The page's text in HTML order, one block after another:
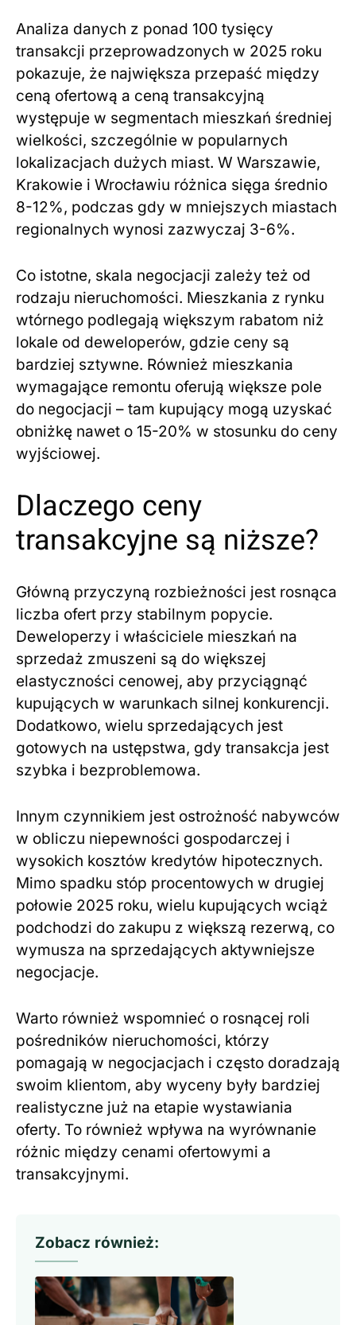
Analiza danych z ponad 100 tysięcy
transakcji przeprowadzonych w 2025 roku
pokazuje, że największa przepaść między
ceną ofertową a ceną transakcyjną
występuje w segmentach mieszkań średniej
wielkości, szczególnie w popularnych
lokalizacjach dużych miast. W Warszawie,
Krakowie i Wrocławiu różnica sięga średnio
8-12%, podczas gdy w mniejszych miastach
regionalnych wynosi zazwyczaj 3-6%.
Co istotne, skala negocjacji zależy też od
rodzaju nieruchomości. Mieszkania z rynku
wtórnego podlegają większym rabatom niż
lokale od deweloperów, gdzie ceny są
bardziej sztywne. Również mieszkania
wymagające remontu oferują większe pole
do negocjacji – tam kupujący mogą uzyskać
obniżkę nawet o 15-20% w stosunku do ceny
wyjściowej.
Dlaczego ceny
transakcyjne są niższe?
Główną przyczyną rozbieżności jest rosnąca
liczba ofert przy stabilnym popycie.
Deweloperzy i właściciele mieszkań na
sprzedaż zmuszeni są do większej
elastyczności cenowej, aby przyciągnąć
kupujących w warunkach silnej konkurencji.
Dodatkowo, wielu sprzedających jest
gotowych na ustępstwa, gdy transakcja jest
szybka i bezproblemowa.
Innym czynnikiem jest ostrożność nabywców
w obliczu niepewności gospodarczej i
wysokich kosztów kredytów hipotecznych.
Mimo spadku stóp procentowych w drugiej
połowie 2025 roku, wielu kupujących wciąż
podchodzi do zakupu z większą rezerwą, co
wymusza na sprzedających aktywniejsze
negocjacje.
Warto również wspomnieć o rosnącej roli
pośredników nieruchomości, którzy
pomagają w negocjacjach i często doradzają
swoim klientom, aby wyceny były bardziej
realistyczne już na etapie wystawiania
oferty. To również wpływa na wyrównanie
różnic między cenami ofertowymi a
transakcyjnymi.
Zobacz również: